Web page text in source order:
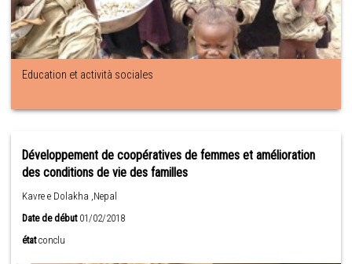
Education et actività sociales
Développement de coopératives de femmes et amélioration
des conditions de vie des familles
Kavre e Dolakha ,Nepal
Date de début01/02/2018
état conclu